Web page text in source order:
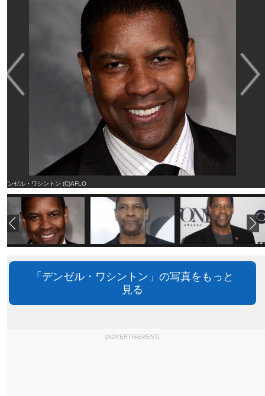
デンゼル・ワシントン (C)AFLO
「デンゼル・ワシントン」の写真をもっと
見る
[ADVERTISEMENT]